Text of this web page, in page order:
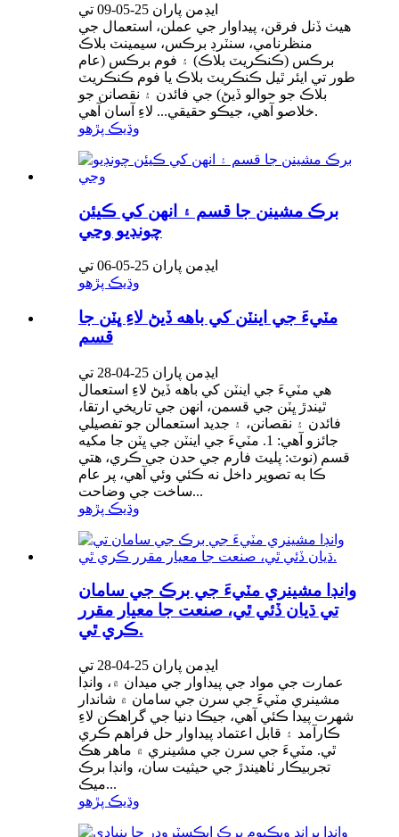
ايڊمن پاران 25-05-09 تي
هيٺ ڏنل فرقن، پيداوار جي عملن، استعمال جي
منظرنامي، سنٽرڊ برڪس، سيمينٽ بلاڪ
برڪس (ڪنڪريٽ بلاڪ) ۽ فوم برڪس (عام
طور تي ايئر ٿيل ڪنڪريٽ بلاڪ يا فوم ڪنڪريٽ
بلاڪ جو حوالو ڏيڻ) جي فائدن ۽ نقصانن جو
خلاصو آهي، جيڪو حقيقي... لاءِ آسان آهي.
وڌيڪ پڙهو
برڪ مشينن جا قسم ۽ انهن کي ڪيئن
چونڊيو وڃي
ايڊمن پاران 25-05-06 تي
وڌيڪ پڙهو
مٽيءَ جي اينٽن کي باهه ڏيڻ لاءِ ڀٽن جا
قسم
ايڊمن پاران 25-04-28 تي
هي مٽيءَ جي اينٽن کي باهه ڏيڻ لاءِ استعمال
ٿيندڙ ڀٽن جي قسمن، انهن جي تاريخي ارتقا،
فائدن ۽ نقصانن، ۽ جديد استعمالن جو تفصيلي
جائزو آهي: 1. مٽيءَ جي اينٽن جي ڀٽن جا مکيه
قسم (نوٽ: پليٽ فارم جي حدن جي ڪري، هتي
ڪا به تصوير داخل نه ڪئي وئي آهي، پر عام
ساخت جي وضاحت...
وڌيڪ پڙهو
وانڊا مشينري مٽيءَ جي برڪ جي سامان
تي ڌيان ڏئي ٿي، صنعت جا معيار مقرر
ڪري ٿي.
ايڊمن پاران 25-04-28 تي
عمارت جي مواد جي پيداوار جي ميدان ۾، وانڊا
مشينري مٽيءَ جي سرن جي سامان ۾ شاندار
شهرت پيدا ڪئي آهي، جيڪا دنيا جي گراهڪن لاءِ
ڪارآمد ۽ قابل اعتماد پيداوار حل فراهم ڪري
ٿي. مٽيءَ جي سرن جي مشينري ۾ ماهر هڪ
تجربيڪار ٺاهيندڙ جي حيثيت سان، وانڊا برڪ
ميڪ...
وڌيڪ پڙهو